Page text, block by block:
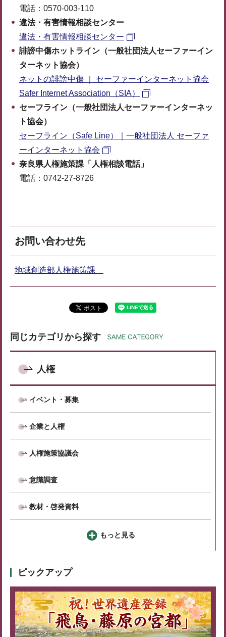
電話：0570-003-110
違法・有害情報相談センター
違法・有害情報相談センター
誹謗中傷ホットライン（一般社団法人セーファーイン
ターネット協会）
ネットの誹謗中傷 ｜ セーファーインターネット協会
Safer Internet Association（SIA）
セーフライン（一般社団法人セーファーインターネッ
ト協会）
セーフライン（Safe Line）｜一般社団法人 セーファ
ーインターネット協会
奈良県人権施策課「人権相談電話」
電話：0742-27-8726
お問い合わせ先
地域創造部人権施策課
同じカテゴリから探す
人権
イベント・募集
企業と人権
人権施策協議会
意識調査
教材・啓発資料
もっと見る
ピックアップ